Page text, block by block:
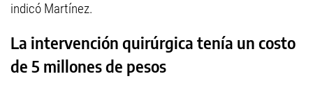
indicó Martínez.
La intervención quirúrgica tenía un costo
de 5 millones de pesos